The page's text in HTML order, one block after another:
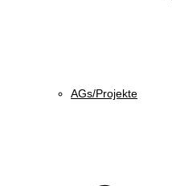
AGs/Projekte